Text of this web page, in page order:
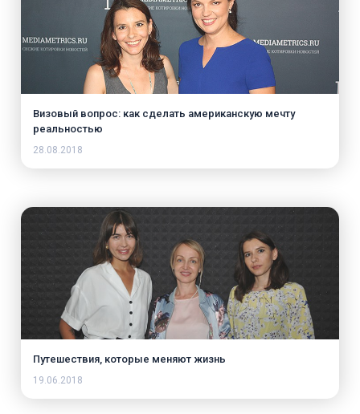
Визовый вопрос: как сделать американскую мечту
реальностью
28.08.2018
Путешествия, которые меняют жизнь
19.06.2018